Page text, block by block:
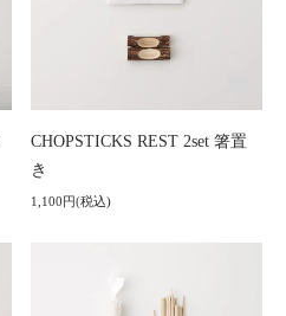
CHOPSTICKS REST 2set 箸置
き
1,100円(税込)